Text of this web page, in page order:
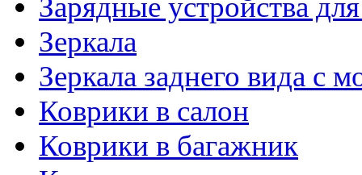
Зарядные устройства
Зеркала
Зеркала заднего вида с
Коврики в салон
Коврики в багажник